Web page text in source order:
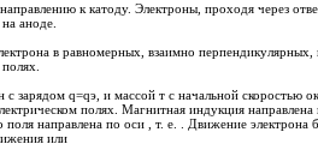
к катоду. Электроны, проходя через
аноде.
в равномерных, взаимно
с зарядом q=qэ, и массой т с начальной скоростью
полях. Магнитная индукция
поля направлена по оси , т. е. . Движение
или